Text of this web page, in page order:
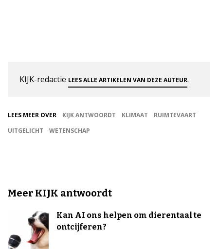
KIJK-redactie LEES ALLE ARTIKELEN VAN DEZE AUTEUR.
LEES MEER OVER KIJK ANTWOORDT KLIMAAT
RUIMTEVAART
UITGELICHT
WETENSCHAP
Meer KIJK antwoordt
Kan AI ons helpen om dierentaal te
ontcijferen?